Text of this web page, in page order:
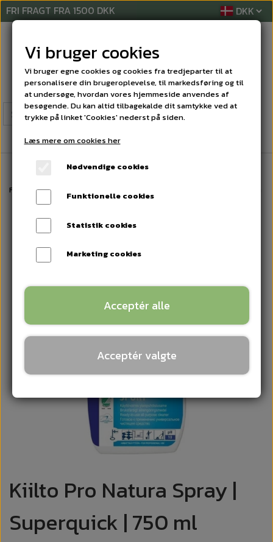
FRI FRAGT FRA 1500 DKK
Forside RENGØRINGSMIDLER
Kiilto Pro Natura Spray |
Superquick | 750 ml
Vi bruger cookies
Vi bruger egne cookies og cookies fra tredjeparter til at
personalisere din brugeroplevelse, til markedsføring og til
at undersøge, hvordan vores hjemmeside anvendes af
besøgende. Du kan altid tilbagekalde dit samtykke ved at
trykke på linket 'Cookies' nederst på siden.
Læs mere om cookies her
Nødvendige cookies
Funktionelle cookies
Statistik cookies
Marketing cookies
Acceptér alle
Acceptér valgte